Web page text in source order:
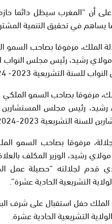
على أن “المغرب سيظل دائما
يساهم في تحقيق التنمية
الملك، مرفوقا بصاحب
رشيد، رئيس مجلس النواب
التشريعية 2023- 2024”.
مرفوقا بصاحب السمو
رشيد، رئيس مجلس
التشريعية 2023-2024”.
مرفوقا بصاحب السمو
رشيد، الوزير المكلف
قدم لجلالته “حصيلة عمل
التشريعية الحادية عشرة”.
حفل استقبال على شرف
التشريعية الحادية عشرة.